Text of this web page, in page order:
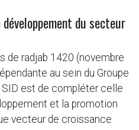
du secteur
de radjab 1420 (novembre
au sein du Groupe
SID est de compléter celle
et la promotion
vecteur de croissance